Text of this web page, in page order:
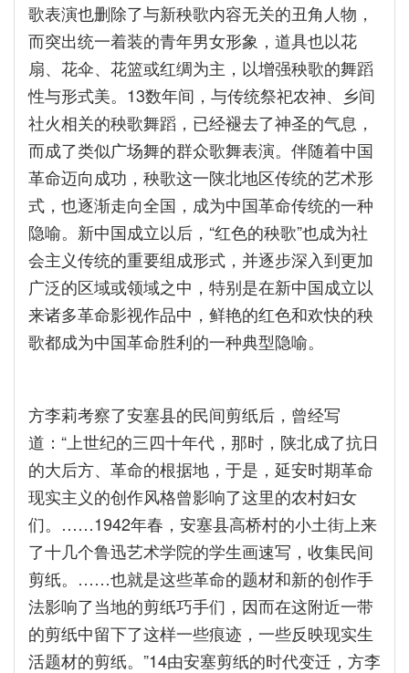
歌表演也删除了与新秧歌内容无关的丑角人物，
而突出统一着装的青年男女形象，道具也以花
扇、花伞、花篮或红绸为主，以增强秧歌的舞蹈
性与形式美。13数年间，与传统祭祀农神、乡间
社火相关的秧歌舞蹈，已经褪去了神圣的气息，
而成了类似广场舞的群众歌舞表演。伴随着中国
革命迈向成功，秧歌这一陕北地区传统的艺术形
式，也逐渐走向全国，成为中国革命传统的一种
隐喻。新中国成立以后，“红色的秧歌”也成为社
会主义传统的重要组成形式，并逐步深入到更加
广泛的区域或领域之中，特别是在新中国成立以
来诸多革命影视作品中，鲜艳的红色和欢快的秧
歌都成为中国革命胜利的一种典型隐喻。
方李莉考察了安塞县的民间剪纸后，曾经写
道：“上世纪的三四十年代，那时，陕北成了抗日
的大后方、革命的根据地，于是，延安时期革命
现实主义的创作风格曾影响了这里的农村妇女
们。……1942年春，安塞县高桥村的小土街上来
了十几个鲁迅艺术学院的学生画速写，收集民间
剪纸。……也就是这些革命的题材和新的创作手
法影响了当地的剪纸巧手们，因而在这附近一带
的剪纸中留下了这样一些痕迹，一些反映现实生
活题材的剪纸。”14由安塞剪纸的时代变迁，方李